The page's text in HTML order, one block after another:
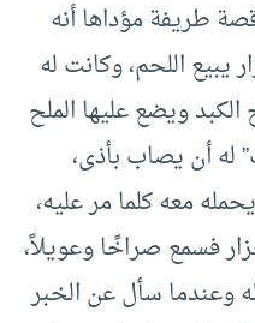
طريفة مؤداها أنه
يبيع اللحم، وكانت له
ويضع عليها الملح
له أن يصاب بأذى،
معه كلما مر عليه،
فسمع صراخًا وعويلاً،
وعندما سأل عن الخبر